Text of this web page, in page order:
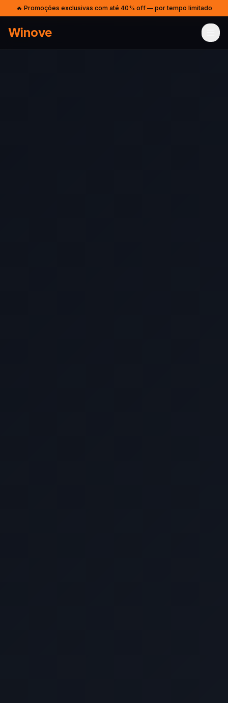
🔥 Promoções exclusivas com até 40% off — por tempo limitado
Winove